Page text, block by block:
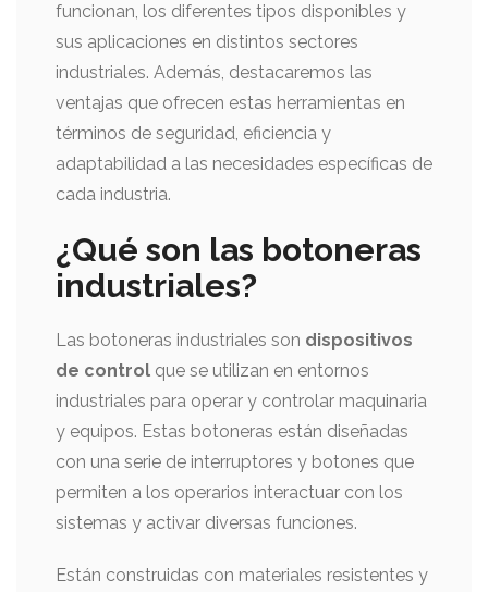
funcionan, los diferentes tipos disponibles y
sus aplicaciones en distintos sectores
industriales. Además, destacaremos las
ventajas que ofrecen estas herramientas en
términos de seguridad, eficiencia y
adaptabilidad a las necesidades específicas de
cada industria.
¿Qué son las botoneras
industriales?
Las botoneras industriales son dispositivos
de control que se utilizan en entornos
industriales para operar y controlar maquinaria
y equipos. Estas botoneras están diseñadas
con una serie de interruptores y botones que
permiten a los operarios interactuar con los
sistemas y activar diversas funciones.
Están construidas con materiales resistentes y